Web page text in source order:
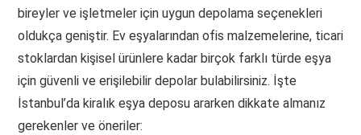
bireyler ve işletmeler için uygun depolama seçenekleri
oldukça geniştir. Ev eşyalarından ofis malzemelerine, ticari
stoklardan kişisel ürünlere kadar birçok farklı türde eşya
için güvenli ve erişilebilir depolar bulabilirsiniz. İşte
İstanbul’da kiralık eşya deposu ararken dikkate almanız
gerekenler ve öneriler: